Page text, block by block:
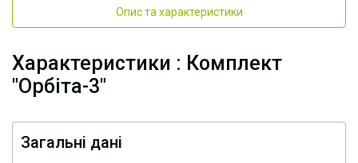
Опис та характеристики
Характеристики : Комплект
"Орбіта-3"
Загальні дані